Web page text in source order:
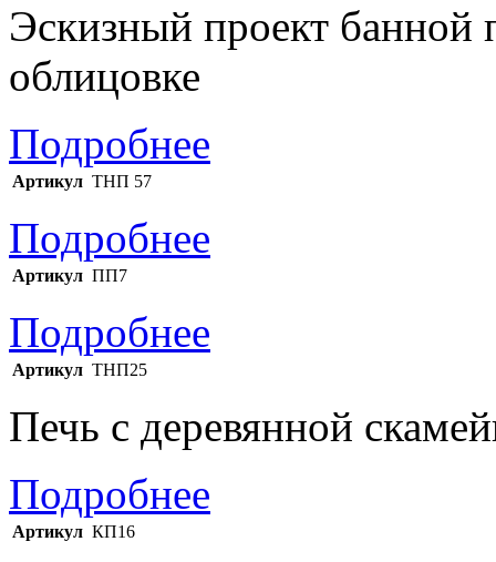
Эскизный проект банной
облицовке
Подробнее
Артикул ТНП 57
Подробнее
Артикул ПП7
Подробнее
Артикул ТНП25
Печь с деревянной
Подробнее
Артикул КП16